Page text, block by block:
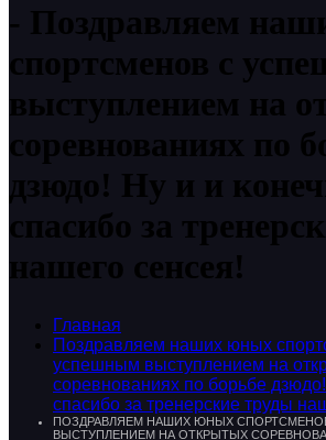
Поздравляем
спортсменов с
выступлением на
соревнованиях по
дзюдо! Ну и и
спасибо за
нашего сенсея!
Главная
Поздравляем наших юных
успешным выступлением на
соревнованиях по борьбе
спасибо за тренерские труды
ПОЗДРАВЛЯЕМ НАШИХ ЮНЫХ
ВЫСТУПЛЕНИЕМ НА ОТКРЫТЫХ